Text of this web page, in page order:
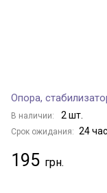
Опора,
В наличии: 2 шт.
Срок ожидания: 24
195